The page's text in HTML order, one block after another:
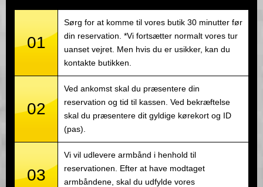
01
Sørg for at komme til vores butik 30 minutter før
din reservation. *Vi fortsætter normalt vores tur
uanset vejret. Men hvis du er usikker, kan du
kontakte butikken.
02
Ved ankomst skal du præsentere din
reservation og tid til kassen. Ved bekræftelse
skal du præsentere dit gyldige kørekort og ID
(pas).
03
Vi vil udlevere armbånd i henhold til
reservationen. Efter at have modtaget
armbåndene, skal du udfylde vores